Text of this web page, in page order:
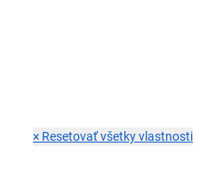
× Resetovať všetky vlastnosti